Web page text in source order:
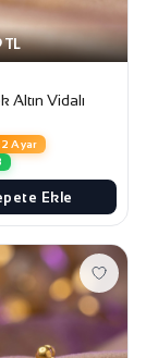
Altın Vidalı
Ayar
Ekle